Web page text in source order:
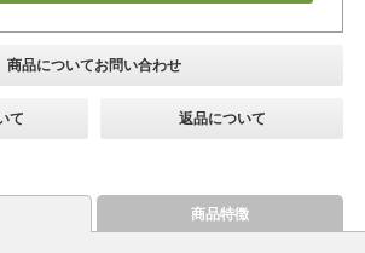
商品についてお問い合わせ
て 返品について
商品特徴